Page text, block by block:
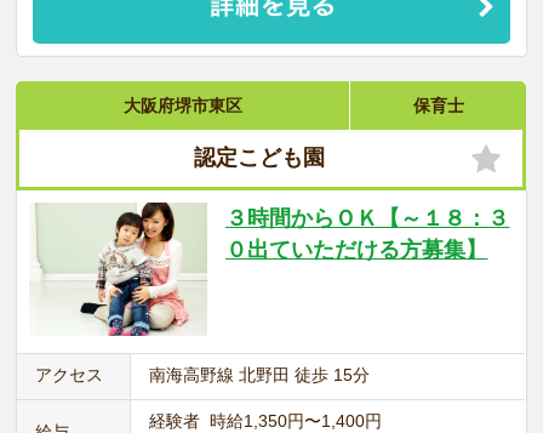
大阪府堺市東区 保育士
認定こども園
３時間からＯＫ【～１８：３
０出ていただける方募集】
アクセス 南海高野線 北野田 徒歩 15分
経験者 時給1,350円〜1,400円